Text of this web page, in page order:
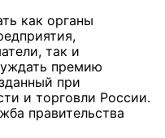
как органы
так и
премию
при
и торговли России.
правительства